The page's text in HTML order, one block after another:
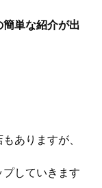
単な紹介が出
ありますが、
していきます